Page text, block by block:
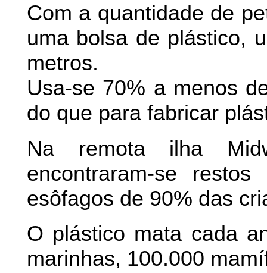
Com a quantidade de
uma bolsa de plástico,
metros.
Usa-se 70% a menos
do que para fabricar
Na remota ilha
encontraram-se
esôfagos de 90% das
O plástico mata cada
marinhas, 100.000